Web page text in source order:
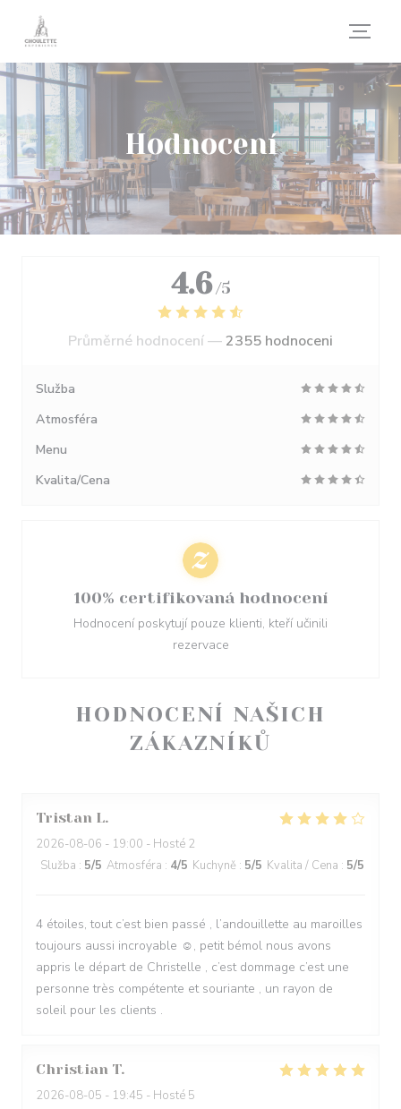
Panel pro správu cookies
Hodnocení
HODNOCENÍ NAŠICH
ZÁKAZNÍKŮ
Tristan L
2026-08-06 - 19:00 - Hosté 2
Služba : 5/5 Atmosféra : 4/5 Kuchyně : 5/5 Kvalita / Cena : 5/5
4 étoiles, tout c’est bien passé , l’andouillette au maroilles
toujours aussi incroyable ☺️, petit bémol nous avons
appris le départ de Christelle , c’est dommage c’est une
personne très compétente et souriante , un rayon de
soleil pour les clients .
Christian T
2026-08-05 - 19:45 - Hosté 5
4.6 /5
Průměrné hodnocení —2355 hodnoceni
Služba
Atmosféra
Menu
Kvalita/Cena
100% certifikovaná hodnocení
Hodnocení poskytují pouze klienti, kteří učinili
rezervace